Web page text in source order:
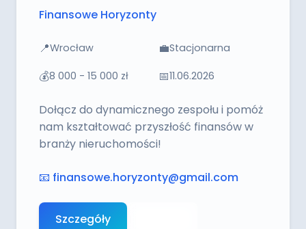
Finansowe Horyzonty
📍Wrocław 💼Stacjonarna
💰8 000 - 15 000 zł 📅11.06.2026
Dołącz do dynamicznego zespołu i pomóż
nam kształtować przyszłość finansów w
branży nieruchomości!
📧 finansowe.horyzonty@gmail.com
Szczegóły